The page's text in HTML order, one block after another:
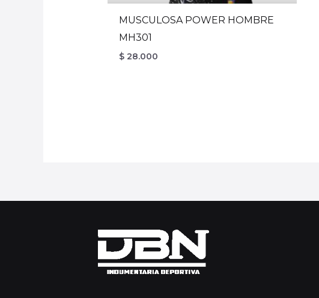
MUSCULOSA POWER HOMBRE
MH301
$28.000